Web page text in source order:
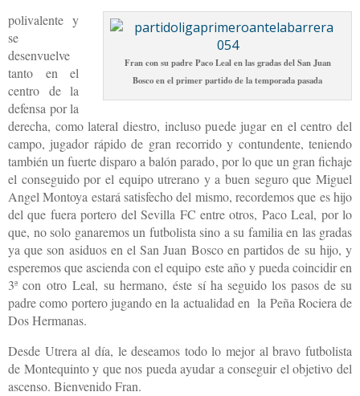
Fran con su padre Paco Leal en las gradas del San Juan
Bosco en el primer partido de la temporada pasada
polivalente y
se
desenvuelve
tanto en el
centro de la
defensa por la
derecha, como lateral diestro, incluso puede jugar en el centro del
campo, jugador rápido de gran recorrido y contundente, teniendo
también un fuerte disparo a balón parado, por lo que un gran fichaje
el conseguido por el equipo utrerano y a buen seguro que Miguel
Angel Montoya estará satisfecho del mismo, recordemos que es hijo
del que fuera portero del Sevilla FC entre otros, Paco Leal, por lo
que, no solo ganaremos un futbolista sino a su familia en las gradas
ya que son asiduos en el San Juan Bosco en partidos de su hijo, y
esperemos que ascienda con el equipo este año y pueda coincidir en
3ª con otro Leal, su hermano, éste sí ha seguido los pasos de su
padre como portero jugando en la actualidad en la Peña Rociera de
Dos Hermanas.
Desde Utrera al día, le deseamos todo lo mejor al bravo futbolista
de Montequinto y que nos pueda ayudar a conseguir el objetivo del
ascenso. Bienvenido Fran.